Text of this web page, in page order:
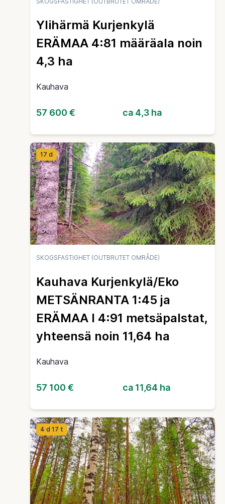
Ylihärmä Kurjenkylä
ERÄMAA 4:81 määräala noin
4,3 ha
Kauhava
57 600 € ca 4,3 ha
17 d
SKOGSFASTIGHET (OUTBRUTET OMRÅDE)
Kauhava Kurjenkylä/Eko
METSÄNRANTA 1:45 ja
ERÄMAA I 4:91 metsäpalstat,
yhteensä noin 11,64 ha
Kauhava
57 100 € ca 11,64 ha
4 d 17 t